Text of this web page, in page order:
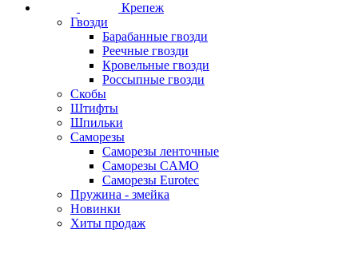
Крепеж
Гвозди
Барабанные гвозди
Реечные гвозди
Кровельные гвозди
Россыпные гвозди
Скобы
Штифты
Шпильки
Саморезы
Саморезы ленточные
Саморезы CAMO
Саморезы Eurotec
Пружина - змейка
Новинки
Хиты продаж